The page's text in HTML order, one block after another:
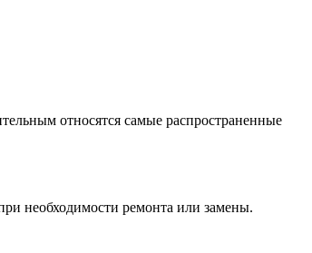
относятся самые распространенные
необходимости ремонта или замены.